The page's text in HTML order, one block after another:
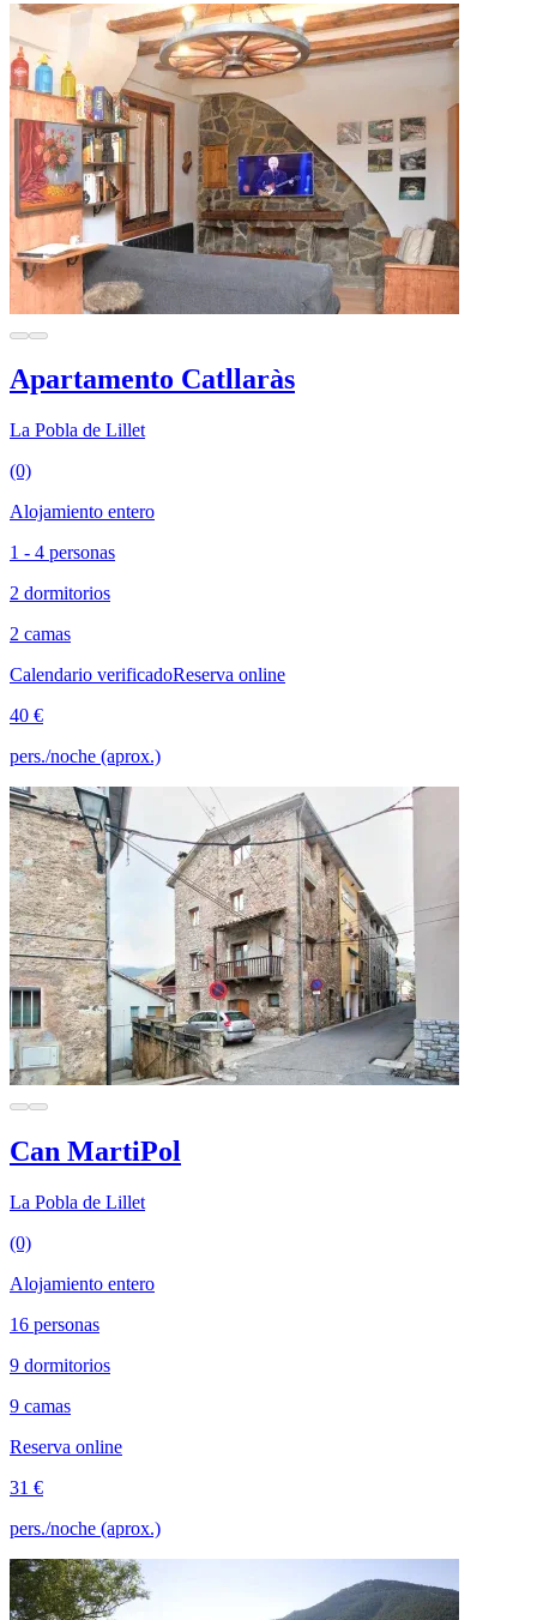
Apartamento Catllaràs
La Pobla de Lillet
(0)
Alojamiento entero
1 - 4 personas
2 dormitorios
2 camas
Calendario verificadoReserva online
40 €
pers./noche (aprox.)
Can MartiPol
La Pobla de Lillet
(0)
Alojamiento entero
16 personas
9 dormitorios
9 camas
Reserva online
31 €
pers./noche (aprox.)